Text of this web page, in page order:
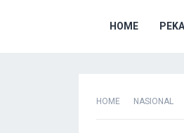
HOME
HOME NASIONAL